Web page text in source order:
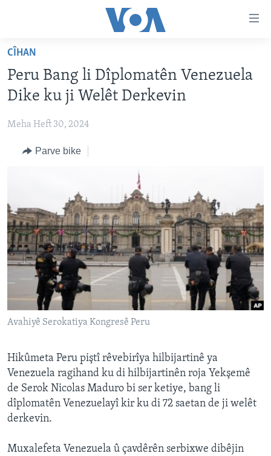
Yekser
naveroka
serekî
here
serekî
NÛÇE
VÎDYO GALERÎ
FOTO GALERÎ
RADYO
HERÊMÊN KURDAN
AMERÎKA
TIRKÎYE
ÎRAN
ROJHILATA NAVÎN
CÎHAN
ÇAND Û HUNER
SERNIVÎS
SORANÎ
Learning English
FOLLOW US
Zimanên Din
CÎHAN
Peru Bang li Dîplomatên Venezuela
Dike ku ji Welêt Derkevin
Meha Heft 30, 2024
Parve bike
Avahiyê Serokatiya Kongresê Peru
Hikûmeta Peru piştî rêvebirîya hilbijartinê ya
Venezuela ragihand ku di hilbijartinên roja Yekşemê
de Serok Nicolas Maduro bi ser ketiye, bang li
dîplomatên Venezuelayî kir ku di 72 saetan de ji welêt
derkevin.
Muxalefeta Venezuela û çavdêrên serbixwe dibêjin